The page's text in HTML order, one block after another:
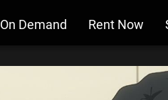
On Demand Rent Now